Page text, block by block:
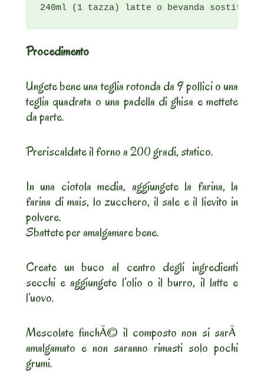
240ml (1 tazza) latte o bevanda
Procedimento
Ungete bene una teglia rotonda da 9 pollici o una
teglia quadrata o una padella di ghisa e mettete
da parte.
Preriscaldate il forno a 200 gradi, statico.
In una ciotola media, aggiungete la farina, la
farina di mais, lo zucchero, il sale e il lievito in
polvere.
Sbattete per amalgamare bene.
Create un buco al centro degli ingredienti
secchi e aggiungete l’olio o il burro, il latte e
l’uovo.
Mescolate finchÃ© il composto non si sarÃ
amalgamato e non saranno rimasti solo pochi
grumi.